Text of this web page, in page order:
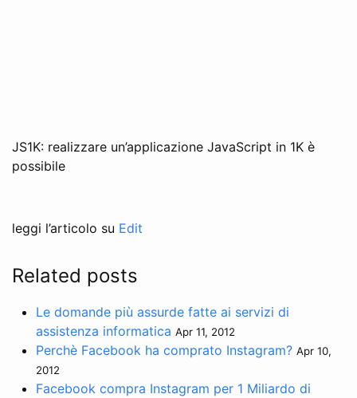
JS1K: realizzare un’applicazione JavaScript in 1K è
possibile
leggi l’articolo su Edit
Related posts
Le domande più assurde fatte ai servizi di
assistenza informatica Apr 11, 2012
Perchè Facebook ha comprato Instagram? Apr 10,
2012
Facebook compra Instagram per 1 Miliardo di